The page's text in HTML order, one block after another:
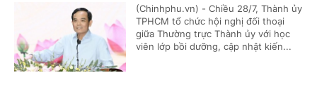
(Chinhphu.vn) - Chiều 28/7, Thành ủy
TPHCM tổ chức hội nghị đối thoại
giữa Thường trực Thành ủy với học
viên lớp bồi dưỡng, cập nhật kiến...